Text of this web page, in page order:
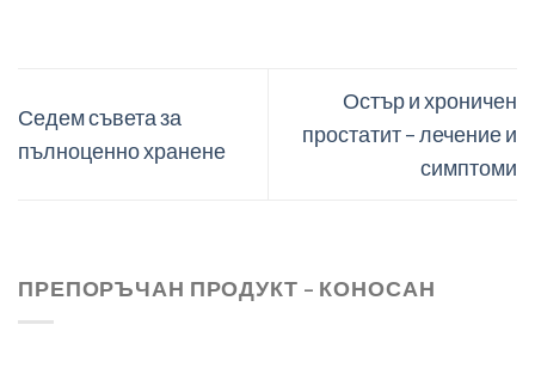
Седем съвета за
пълноценно хранене
Остър и хроничен
простатит – лечение и
симптоми
ПРЕПОРЪЧАН ПРОДУКТ – КОНОСАН